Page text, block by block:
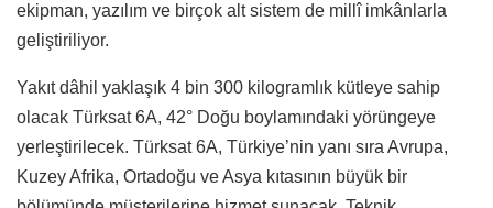
ekipman, yazılım ve birçok alt sistem de millî imkânlarla
geliştiriliyor.
Yakıt dâhil yaklaşık 4 bin 300 kilogramlık kütleye sahip
olacak Türksat 6A, 42° Doğu boylamındaki yörüngeye
yerleştirilecek. Türksat 6A, Türkiye’nin yanı sıra Avrupa,
Kuzey Afrika, Ortadoğu ve Asya kıtasının büyük bir